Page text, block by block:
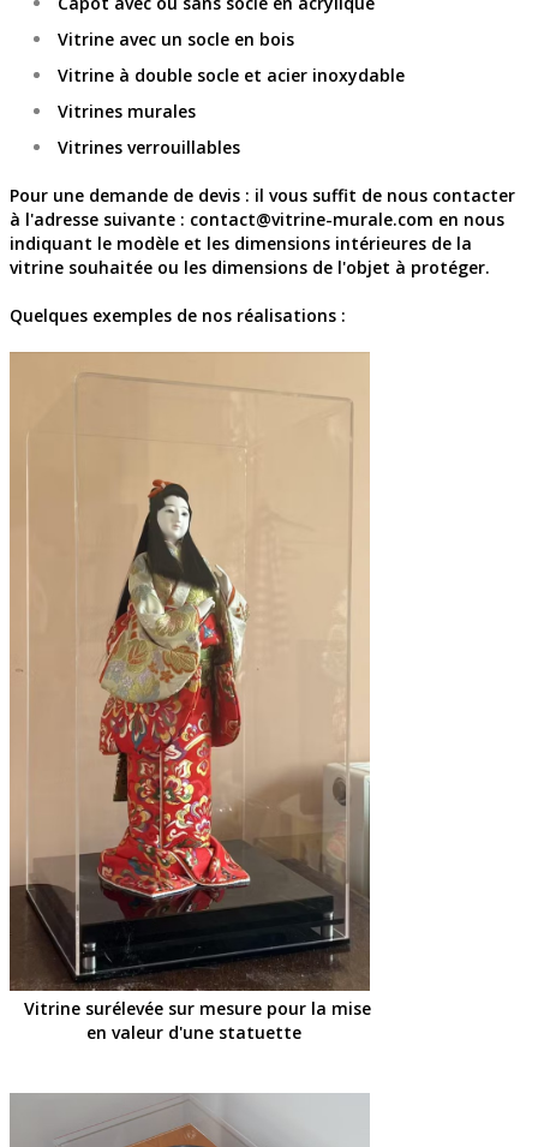
Vitrine avec un socle en bois
Vitrine à double socle et acier inoxydable
Vitrines murales
Vitrines verrouillables
Pour une demande de devis : il vous suffit de nous contacter
à l'adresse suivante : contact@vitrine-murale.com en nous
indiquant le modèle et les dimensions intérieures de la
vitrine souhaitée ou les dimensions de l'objet à protéger.
Quelques exemples de nos réalisations :
Vitrine surélevée sur mesure pour la mise
en valeur d'une statuette